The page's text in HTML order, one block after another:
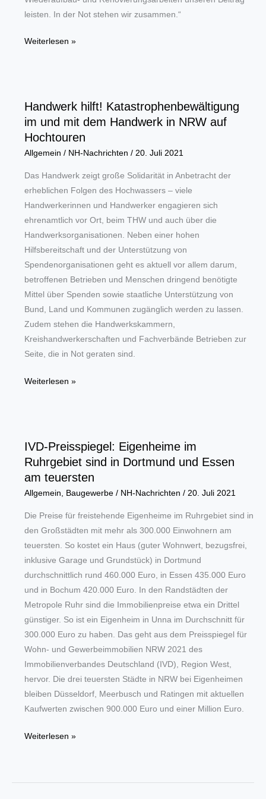
leisten. In der Not stehen wir zusammen.“
Hochwasser-
Hand
und
Stein.“
Weiterlesen »
Handwerk hilft! Katastrophenbewältigung
im und mit dem Handwerk in NRW auf
Hochtouren
Allgemein / NH-Nachrichten / 20. Juli 2021
Das Handwerk zeigt große Solidarität in Anbetracht der
erheblichen Folgen des Hochwassers – viele
Handwerkerinnen und Handwerker engagieren sich
ehrenamtlich vor Ort, beim THW und auch über die
Handwerksorganisationen. Neben einer hohen
Hilfsbereitschaft und der Unterstützung von
Spendenorganisationen geht es aktuell vor allem darum,
betroffenen Betrieben und Menschen dringend benötigte
Mittel über Spenden sowie staatliche Unterstützung von
Bund, Land und Kommunen zugänglich werden zu lassen.
Zudem stehen die Handwerkskammern,
Kreishandwerkerschaften und Fachverbände Betrieben zur
Seite, die in Not geraten sind.
Handwerk
NRW
auf
Hochtouren
Weiterlesen »
IVD-Preisspiegel: Eigenheime im
Ruhrgebiet sind in Dortmund und Essen
am teuersten
Allgemein Baugewerbe/ NH-Nachrichten / 20. Juli 2021
Die Preise für freistehende Eigenheime im Ruhrgebiet sind in
den Großstädten mit mehr als 300.000 Einwohnern am
teuersten. So kostet ein Haus (guter Wohnwert, bezugsfrei,
inklusive Garage und Grundstück) in Dortmund
durchschnittlich rund 460.000 Euro, in Essen 435.000 Euro
und in Bochum 420.000 Euro. In den Randstädten der
Metropole Ruhr sind die Immobilienpreise etwa ein Drittel
günstiger. So ist ein Eigenheim in Unna im Durchschnitt für
300.000 Euro zu haben. Das geht aus dem Preisspiegel für
Wohn- und Gewerbeimmobilien NRW 2021 des
Immobilienverbandes Deutschland (IVD), Region West,
hervor. Die drei teuersten Städte in NRW bei Eigenheimen
bleiben Düsseldorf, Meerbusch und Ratingen mit aktuellen
Kaufwerten zwischen 900.000 Euro und einer Million Euro.
IVD-
Weiterlesen »